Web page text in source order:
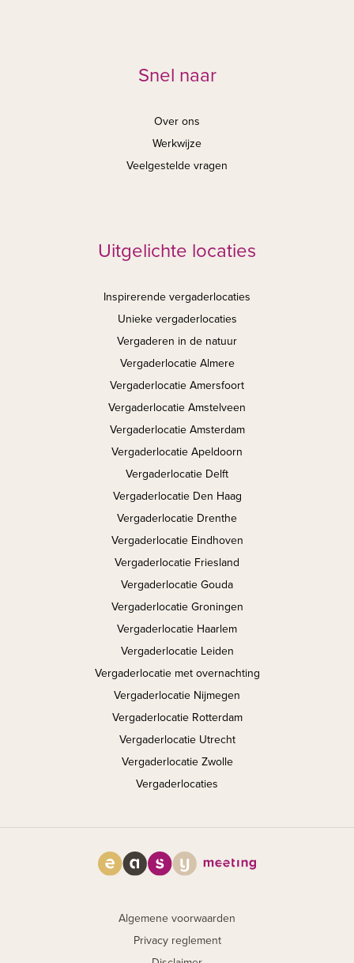
Snel naar
Over ons
Werkwijze
Veelgestelde vragen
Uitgelichte locaties
Inspirerende vergaderlocaties
Unieke vergaderlocaties
Vergaderen in de natuur
Vergaderlocatie Almere
Vergaderlocatie Amersfoort
Vergaderlocatie Amstelveen
Vergaderlocatie Amsterdam
Vergaderlocatie Apeldoorn
Vergaderlocatie Delft
Vergaderlocatie Den Haag
Vergaderlocatie Drenthe
Vergaderlocatie Eindhoven
Vergaderlocatie Friesland
Vergaderlocatie Gouda
Vergaderlocatie Groningen
Vergaderlocatie Haarlem
Vergaderlocatie Leiden
Vergaderlocatie met overnachting
Vergaderlocatie Nijmegen
Vergaderlocatie Rotterdam
Vergaderlocatie Utrecht
Vergaderlocatie Zwolle
Vergaderlocaties
Algemene voorwaarden
Privacy reglement